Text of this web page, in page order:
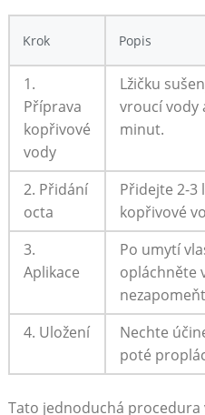
Krok Popis
1.
Příprava
⁢kopřivové
vody
Lžičku
vroucí vody⁢
minut.
2. Přidání
octa
Přidejte ​2-3
kopřivové
3.
Aplikace
Po umytí
opláchněte
4.⁤ Uložení
Nechte
poté
Tato jednoduchá procedura